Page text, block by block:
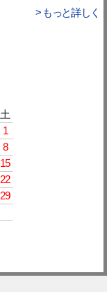
> もっと詳しく
土
1
8
15
22
29